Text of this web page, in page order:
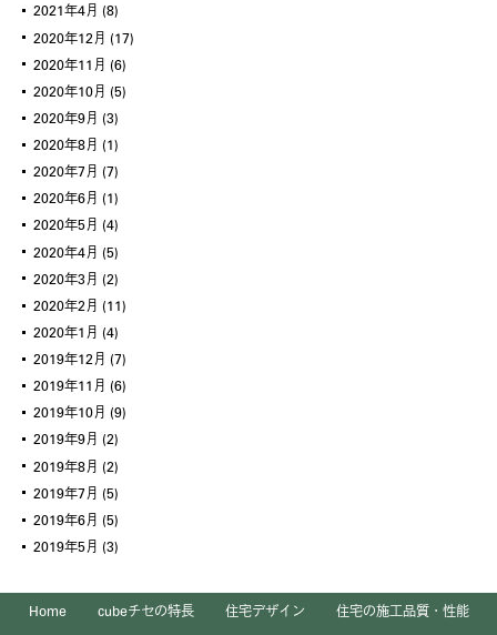
2021年4月 (8)
2020年12月 (17)
2020年11月 (6)
2020年10月 (5)
2020年9月 (3)
2020年8月 (1)
2020年7月 (7)
2020年6月 (1)
2020年5月 (4)
2020年4月 (5)
2020年3月 (2)
2020年2月 (11)
2020年1月 (4)
2019年12月 (7)
2019年11月 (6)
2019年10月 (9)
2019年9月 (2)
2019年8月 (2)
2019年7月 (5)
2019年6月 (5)
2019年5月 (3)
Home cubeチセの特長 住宅デザイン 住宅の施工品質・性能